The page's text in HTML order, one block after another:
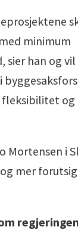
minimum
sier han og
og
Mortensen i
mer